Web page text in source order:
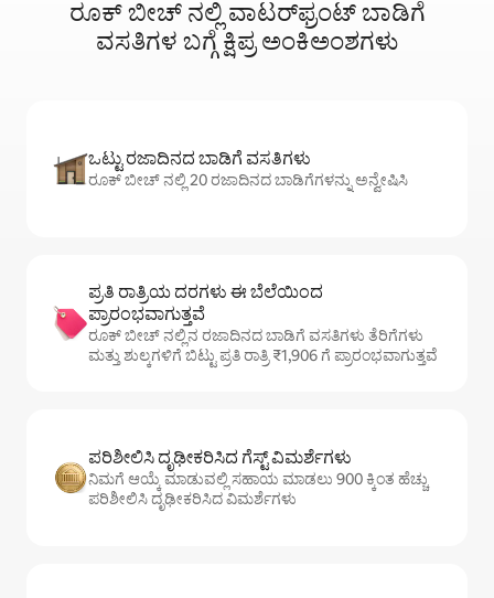
ರೂಕ್ ಬೀಚ್ ನಲ್ಲಿ ವಾಟರ್‌ಫ್ರಂಟ್‌ ಬಾಡಿಗೆ
ವಸತಿಗಳ ಬಗ್ಗೆ ಕ್ಷಿಪ್ರ ಅಂಕಿಅಂಶಗಳು
ಒಟ್ಟು ರಜಾದಿನದ ಬಾಡಿಗೆ ವಸತಿಗಳು
ರೂಕ್ ಬೀಚ್ ನಲ್ಲಿ 20 ರಜಾದಿನದ ಬಾಡಿಗೆಗಳನ್ನು ಅನ್ವೇಷಿಸಿ
ಪ್ರತಿ ರಾತ್ರಿಯ ದರಗಳು ಈ ಬೆಲೆಯಿಂದ
ಪ್ರಾರಂಭವಾಗುತ್ತವೆ
ರೂಕ್ ಬೀಚ್ ನಲ್ಲಿನ ರಜಾದಿನದ ಬಾಡಿಗೆ ವಸತಿಗಳು ತೆರಿಗೆಗಳು
ಮತ್ತು ಶುಲ್ಕಗಳಿಗೆ ಬಿಟ್ಟು ಪ್ರತಿ ರಾತ್ರಿ ₹1,906 ಗೆ ಪ್ರಾರಂಭವಾಗುತ್ತವೆ
ಪರಿಶೀಲಿಸಿ ದೃಢೀಕರಿಸಿದ ಗೆಸ್ಟ್ ವಿಮರ್ಶೆಗಳು
ನಿಮಗೆ ಆಯ್ಕೆ ಮಾಡುವಲ್ಲಿ ಸಹಾಯ ಮಾಡಲು 900 ಕ್ಕಿಂತ ಹೆಚ್ಚು
ಪರಿಶೀಲಿಸಿ ದೃಢೀಕರಿಸಿದ ವಿಮರ್ಶೆಗಳು